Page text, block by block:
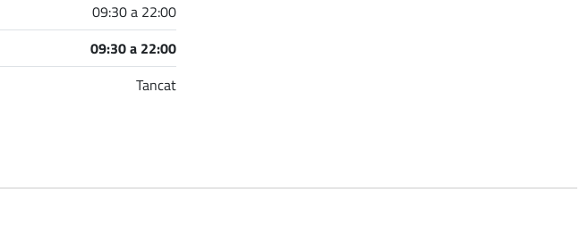
09:30 a 22:00
09:30 a 22:00
Tancat